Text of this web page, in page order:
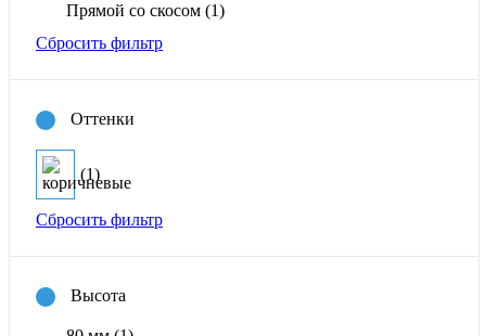
Прямой со скосом (1)
Сбросить фильтр
Оттенки
(1)
Сбросить фильтр
Высота